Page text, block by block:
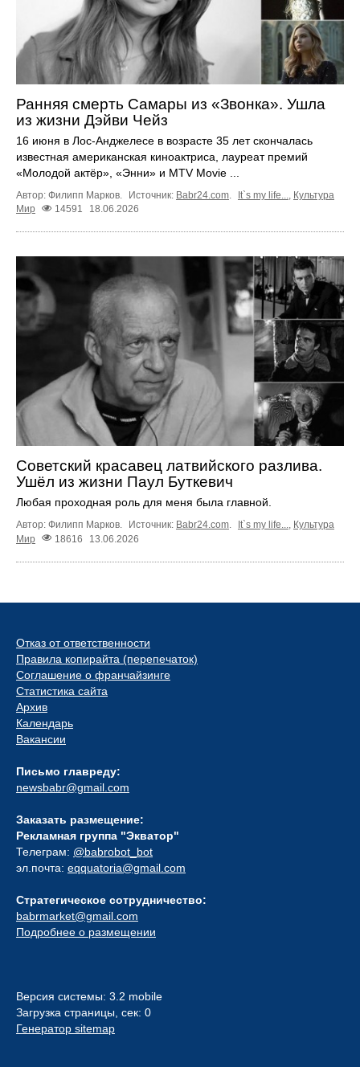
Ранняя смерть Самары из «Звонка». Ушла
из жизни Дэйви Чейз
16 июня в Лос-Анджелесе в возрасте 35 лет скончалась
известная американская киноактриса, лауреат премий
«Молодой актёр», «Энни» и MTV Movie ...
Автор: Филипп Марков. Источник: Babr24.com It`s my life...
Культура
Мир
14591 18.06.2026
Советский красавец латвийского разлива.
Ушёл из жизни Паул Буткевич
Любая проходная роль для меня была главной.
Автор: Филипп Марков. Источник: Babr24.com. It`s my life..., Культура
Мир
18616 13.06.2026
Отказ от ответственности
Правила копирайта (перепечаток)
Соглашение о франчайзинге
Статистика сайта
Архив
Календарь
Вакансии
Письмо главреду:
newsbabr@gmail.com
Заказать размещение:
Рекламная группа "Экватор"
Телеграм: @babrobot_bot
эл.почта: eqquatoria@gmail.com
Стратегическое сотрудничество:
babrmarket@gmail.com
Подробнее о размещении
Версия системы: 3.2 mobile
Загрузка страницы, сек: 0
Генератор sitemap